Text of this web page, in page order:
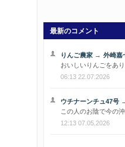
最新のコメント
りんご農家 → 外崎嘉
おいしいりんごをあり
06:13 22.07.2026
ウチナーンチュ47号
この人のお陰で今の
12:13 07.05.2026